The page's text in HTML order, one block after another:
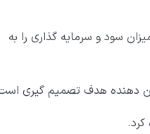
سود و سرمایه گذاری را به
دهنده هدف تصمیم گیری